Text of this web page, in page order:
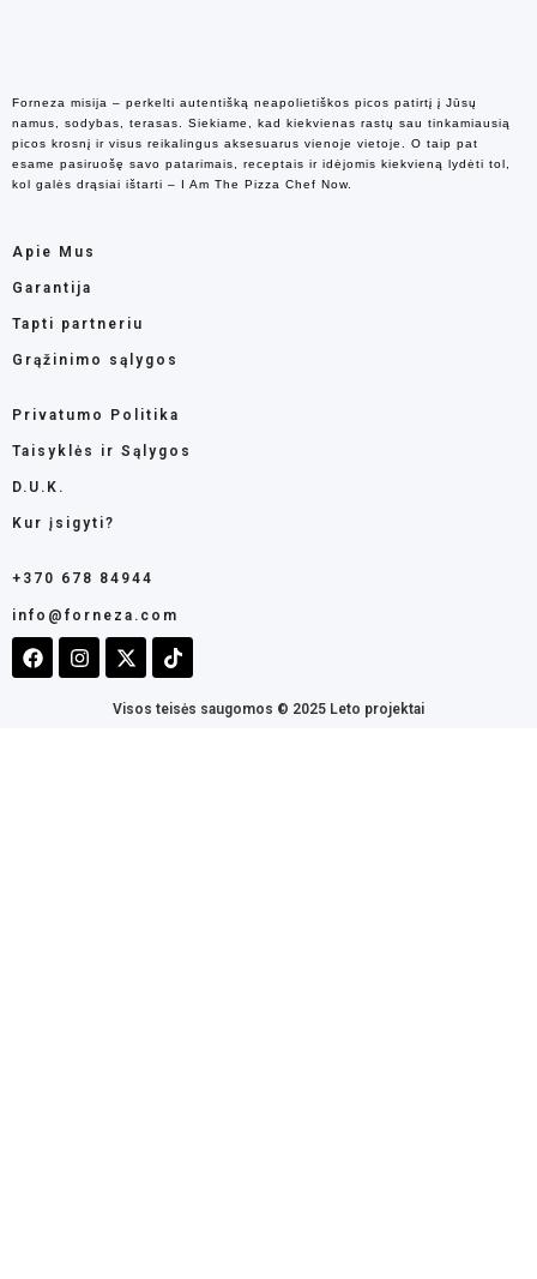
Forneza misija – perkelti autentišką neapolietiškos picos patirtį į Jūsų
namus, sodybas, terasas. Siekiame, kad kiekvienas rastų sau tinkamiausią
picos krosnį ir visus reikalingus aksesuarus vienoje vietoje. O taip pat
esame pasiruošę savo patarimais, receptais ir idėjomis kiekvieną lydėti tol,
kol galės drąsiai ištarti – I Am The Pizza Chef Now.
Apie Mus
Garantija
Tapti partneriu
Grąžinimo sąlygos
Privatumo Politika
Taisyklės ir Sąlygos
D.U.K.
Kur įsigyti?
+370 678 84944
info@forneza.com
Visos teisės saugomos © 2025 Leto projektai